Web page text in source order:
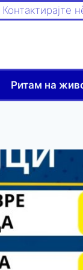
Контактирајте
Ритам на